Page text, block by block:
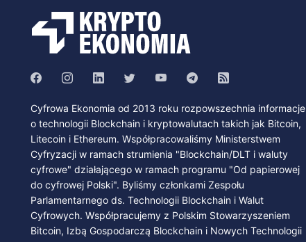
Cyfrowa Ekonomia od 2013 roku rozpowszechnia informacje
o technologii Blockchain i kryptowalutach takich jak Bitcoin,
Litecoin i Ethereum. Współpracowaliśmy Ministerstwem
Cyfryzacji w ramach strumienia "Blockchain/DLT i waluty
cyfrowe" działającego w ramach programu "Od papierowej
do cyfrowej Polski". Byliśmy członkami Zespołu
Parlamentarnego ds. Technologii Blockchain i Walut
Cyfrowych. Współpracujemy z Polskim Stowarzyszeniem
Bitcoin, Izbą Gospodarczą Blockchain i Nowych Technologii